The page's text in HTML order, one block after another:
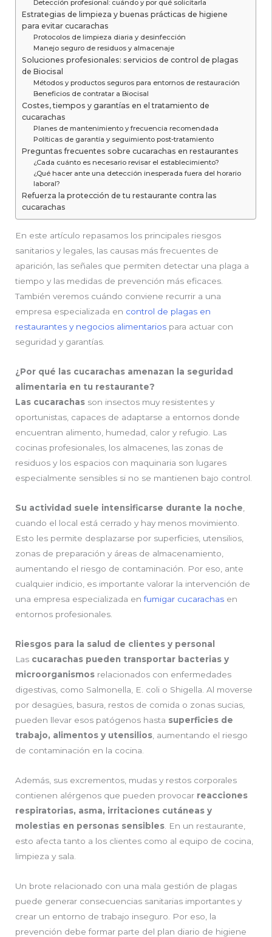
Detección profesional: cuándo y por qué solicitarla
Estrategias de limpieza y buenas prácticas de higiene
para evitar cucarachas
Protocolos de limpieza diaria y desinfección
Manejo seguro de residuos y almacenaje
Soluciones profesionales: servicios de control de plagas
de Biocisal
Métodos y productos seguros para entornos de restauración
Beneficios de contratar a Biocisal
Costes, tiempos y garantías en el tratamiento de
cucarachas
Planes de mantenimiento y frecuencia recomendada
Políticas de garantía y seguimiento post-tratamiento
Preguntas frecuentes sobre cucarachas en restaurantes
¿Cada cuánto es necesario revisar el establecimiento?
¿Qué hacer ante una detección inesperada fuera del horario
laboral?
Refuerza la protección de tu restaurante contra las
cucarachas
En este artículo repasamos los principales riesgos
sanitarios y legales, las causas más frecuentes de
aparición, las señales que permiten detectar una plaga a
tiempo y las medidas de prevención más eficaces.
También veremos cuándo conviene recurrir a una
empresa especializada en control de plagas en
restaurantes y negocios alimentarios para actuar con
seguridad y garantías.
¿Por qué las cucarachas amenazan la seguridad
alimentaria en tu restaurante?
Las cucarachas son insectos muy resistentes y
oportunistas, capaces de adaptarse a entornos donde
encuentran alimento, humedad, calor y refugio. Las
cocinas profesionales, los almacenes, las zonas de
residuos y los espacios con maquinaria son lugares
especialmente sensibles si no se mantienen bajo control.
Su actividad suele intensificarse durante la noche
cuando el local está cerrado y hay menos movimiento.
Esto les permite desplazarse por superficies, utensilios,
zonas de preparación y áreas de almacenamiento,
aumentando el riesgo de contaminación. Por eso, ante
cualquier indicio, es importante valorar la intervención de
una empresa especializada en fumigar cucarachas en
entornos profesionales.
Riesgos para la salud de clientes y personal
Las cucarachas pueden transportar bacterias y
microorganismos relacionados con enfermedades
digestivas, como Salmonella, E. coli o Shigella. Al moverse
por desagües, basura, restos de comida o zonas sucias,
pueden llevar esos patógenos hasta superficies de
trabajo, alimentos y utensilios , aumentando el riesgo
de contaminación en la cocina.
Además, sus excrementos, mudas y restos corporales
contienen alérgenos que pueden provocar reacciones
respiratorias, asma, irritaciones cutáneas y
molestias en personas sensibles . En un restaurante,
esto afecta tanto a los clientes como al equipo de cocina,
limpieza y sala.
Un brote relacionado con una mala gestión de plagas
puede generar consecuencias sanitarias importantes y
crear un entorno de trabajo inseguro. Por eso, la
prevención debe formar parte del plan diario de higiene